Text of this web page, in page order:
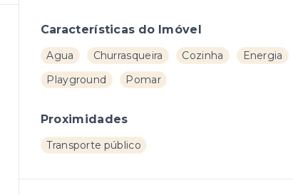
Características do Imóvel
Agua Churrasqueira Cozinha Energia
Playground
Pomar
Proximidades
Transporte público